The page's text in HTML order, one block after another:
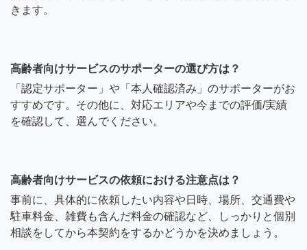
きます。
高齢者向けサービスのサポーターの選び方は？
「認定サポーター」や「本人確認済み」のサポーターがお
すすめです。その他に、対応エリアや今までの評価/実績
を確認して、選んでください。
高齢者向けサービスの依頼における注意点は？
事前に、具体的に依頼したい内容や日時、場所、交通費や
駐車料金、雑費も含んだ料金の確認など、しっかりと個別
相談をしてから本契約をするかどうかを決めましょう。